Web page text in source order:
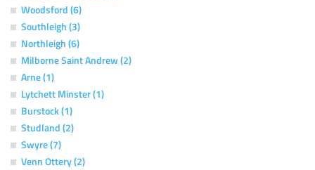
Woodsford (6)
Southleigh (3)
Northleigh (6)
Milborne Saint Andrew (2)
Arne (1)
Lytchett Minster (1)
Burstock (1)
Studland (2)
Swyre (7)
Venn Ottery (2)